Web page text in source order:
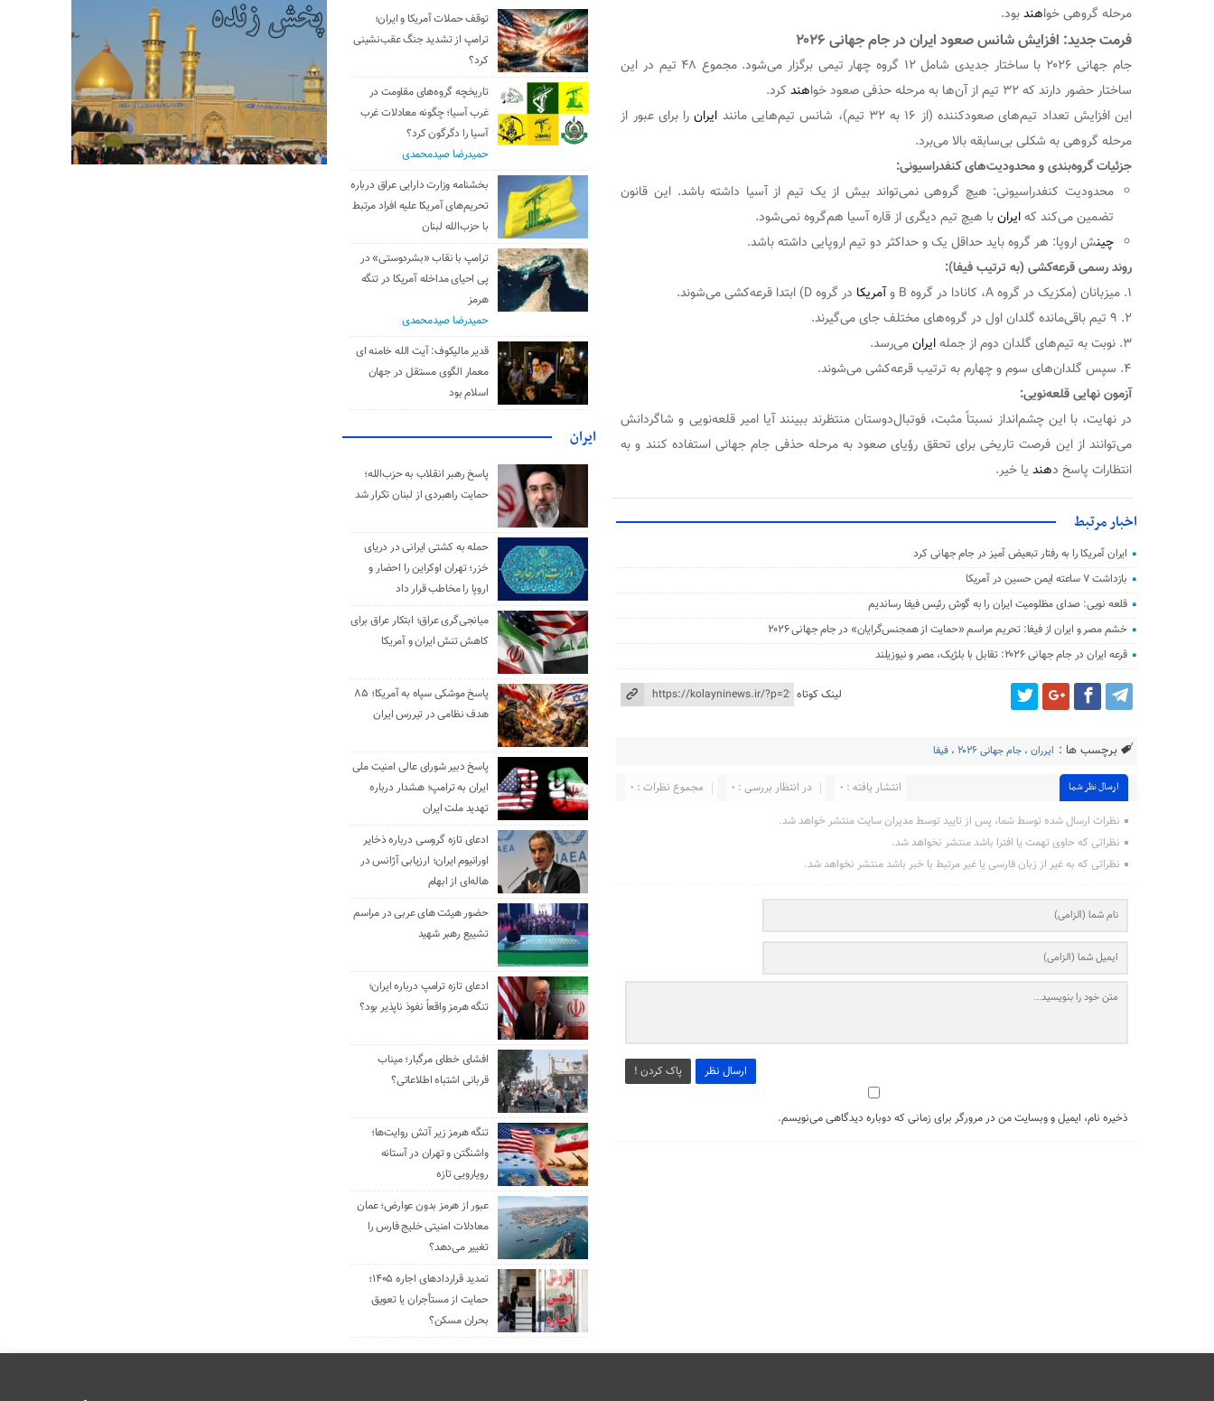
مرحله گروهی خواهندبود.
فرمت جدید: افزایش شانس صعود ایران در جام جهانی ۲۰۲۶
جام جهانی ۲۰۲۶ با ساختار جدیدی شامل ۱۲ گروه چهار تیمی برگزار می‌شود. مجموع ۴۸ تیم در این
ساختار حضور دارند که ۳۲ تیم از آن‌ها به مرحله حذفی صعود خوا
هندکرد.
این افزایش تعداد تیم‌های صعودکننده (از ۱۶ به ۳۲ تیم)، شانس تیم‌هایی مانند
ایرانرا برای عبور از
مرحله گروهی به شکلی بی‌سابقه بالا می‌برد.
جزئیات گروه‌بندی و محدودیت‌های کنفدراسیونی:
محدودیت کنفدراسیونی: هیچ گروهی نمی‌تواند بیش از یک تیم از آسیا داشته باشد. این قانون
تضمین می‌کند کهایرانبا هیچ تیم دیگری از قاره آسیا هم‌گروه نمی‌شود.
چینش اروپا: هر گروه باید حداقل یک و حداکثر دو تیم اروپایی داشته باشد.
روند رسمی قرعه‌کشی (به ترتیب فیفا):
۱. میزبانان (مکزیک در گروه A، کانادا در گروه B و
آمریکا در گروه D) ابتدا قرعه‌کشی می‌شوند.
۲. ۹ تیم باقی‌مانده گلدان اول در گروه‌های مختلف جای می‌گیرند.
۳. نوبت به تیم‌های گلدان دوم از جمله
ایرانمی‌رسد.
۴. سپس گلدان‌های سوم و چهارم به ترتیب قرعه‌کشی می‌شوند.
آزمون نهایی قلعه‌نویی:
در نهایت، با این چشم‌انداز نسبتاً مثبت، فوتبال‌دوستان منتظرند ببینند آیا امیر قلعه‌نویی و شاگردانش
می‌توانند از این فرصت تاریخی برای تحقق رؤیای صعود به مرحله حذفی جام جهانی استفاده کنند و به
انتظارات پاسخ دهندیا خیر.
اخبار مرتبط
ایران آمریکا را به رفتار تبعیض‌ آمیز در جام‌ جهانی کرد
بازداشت ۷ ساعته ایمن حسین در آمریکا
قلعه‌ نویی: صدای مظلومیت ایران را به گوش رئیس فیفا رساندیم
خشم مصر و ایران از فیفا: تحریم مراسم «حمایت از همجنس‌گرایان» در جام جهانی ۲۰۲۶
قرعه ایران در جام جهانی ۲۰۲۶: تقابل با بلژیک، مصر و نیوزیلند
لینک کوتاه
برچسب ها : ایرران ،جام جهانی ۲۰۲۶ ،فیفا
ارسال نظر شما مجموع نظرات : 0 در انتظار بررسی : 0 انتشار یافته : ۰
نظرات ارسال شده توسط شما، پس از تایید توسط مدیران سایت منتشر خواهد شد.
نظراتی که حاوی تهمت یا افترا باشد منتشر نخواهد شد.
نظراتی که به غیر از زبان فارسی یا غیر مرتبط با خبر باشد منتشر نخواهد شد.
ارسال نظر پاک کردن !
ذخیره نام، ایمیل و وبسایت من در مرورگر برای زمانی که دوباره دیدگاهی می‌نویسم.
توقف حملات آمریکا و ایران؛
ترامپ از تشدید جنگ عقب‌نشینی
کرد؟
تاریخچه گروه‌های مقاومت در
غرب آسیا؛ چگونه معادلات غرب
آسیا را دگرگون کرد؟
حمیدرضا صیدمحمدی
بخشنامه وزارت دارایی عراق درباره
تحریم‌های آمریکا علیه افراد مرتبط
با حزب‌الله لبنان
ترامپ با نقاب «بشردوستی» در
پی احیای مداخله آمریکا در تنگه
هرمز
حمیدرضا صیدمحمدی
قدیر مالیکوف: آیت‌ الله خامنه‌ ای
معمار الگوی مستقل در جهان
اسلام بود
ایران
پاسخ رهبر انقلاب به حزب‌الله؛
حمایت راهبردی از لبنان تکرار شد
حمله به کشتی ایرانی در دریای
خزر؛ تهران اوکراین را احضار و
اروپا را مخاطب قرار داد
میانجی‌گری عراق؛ ابتکار عراق برای
کاهش تنش ایران و آمریکا
پاسخ موشکی سپاه به آمریکا؛ ۸۵
هدف نظامی در تیررس ایران
پاسخ دبیر شورای عالی امنیت ملی
ایران به ترامپ؛ هشدار درباره
تهدید ملت ایران
ادعای تازه گروسی درباره ذخایر
اورانیوم ایران؛ ارزیابی آژانس در
هاله‌ای از ابهام
حضور هیئت‌ های عربی در مراسم
تشییع رهبر شهید
ادعای تازه ترامپ درباره ایران؛
تنگه هرمز واقعاً نفوذ ناپذیر بود؟
افشای خطای مرگبار؛ میناب
قربانی اشتباه اطلاعاتی؟
تنگه هرمز زیر آتش روایت‌ها؛
واشنگتن و تهران در آستانه
رویارویی تازه
عبور از هرمز بدون عوارض؛ عمان
معادلات امنیتی خلیج فارس را
تغییر می‌دهد؟
تمدید قراردادهای اجاره ۱۴۰۵؛
حمایت از مستأجران یا تعویق
بحران مسکن؟